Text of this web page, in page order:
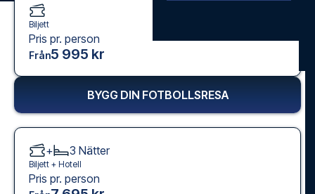
Biljett
Pris pr. person
Från5 995 kr
BYGG DIN FOTBOLLSRESA
+ 3 Nätter
Biljett + Hotell
Pris pr. person